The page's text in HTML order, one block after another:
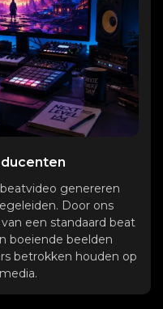
genereren
Door ons
een standaard beat
boeiende beelden
betrokken houden op